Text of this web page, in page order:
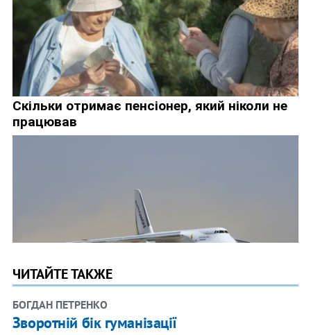
ЧИТАЙТЕ ТАКЖЕ
БОГДАН ПЕТРЕНКО
Зворотній бік гуманізації